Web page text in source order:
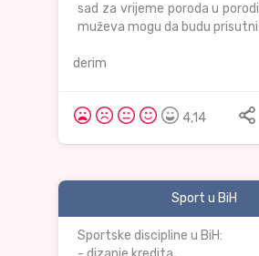
sad za vrijeme poroda u
muževa mogu da budu
derim
4,14
Sport u BiH
Sportske discipline u BiH: